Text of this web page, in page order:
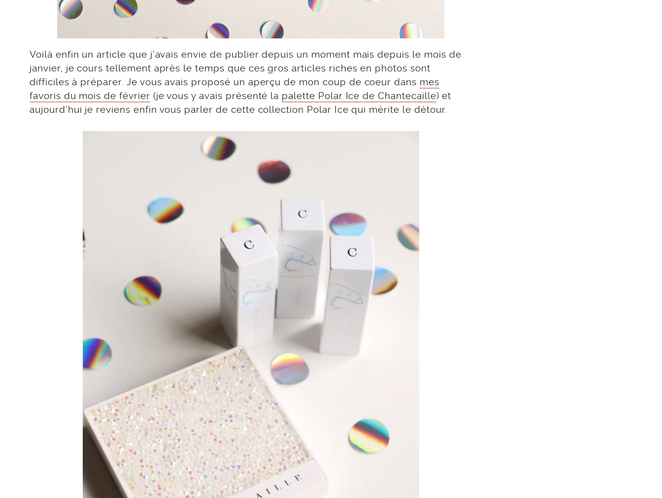
Voilà enfin un article que j’avais envie de publier depuis un moment mais depuis le mois de
janvier, je cours tellement après le temps que ces gros articles riches en photos sont
difficiles à préparer. Je vous avais proposé un aperçu de mon coup de coeur dans mes
favoris du mois de février (je vous y avais présenté la palette Polar Ice de Chantecaille) et
aujourd’hui je reviens enfin vous parler de cette collection Polar Ice qui mérite le détour.